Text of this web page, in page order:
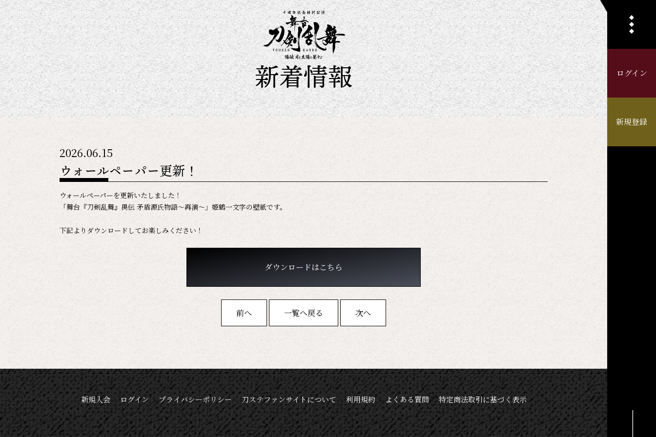
ログイン
新規登録
新着情報
2026.06.15
ウォールペーパー更新！
ウォールペーパーを更新いたしました！
「舞台『刀剣乱舞』禺伝 矛盾源氏物語～再演～」姫鶴一文字の壁紙です。
下記よりダウンロードしてお楽しみください！
ダウンロードはこちら
前へ 一覧へ戻る 次へ
新規入会 ログイン プライバシーポリシー 刀ステファンサイトについて 利用規約 よくある質問 特定商法取引に基づく表示